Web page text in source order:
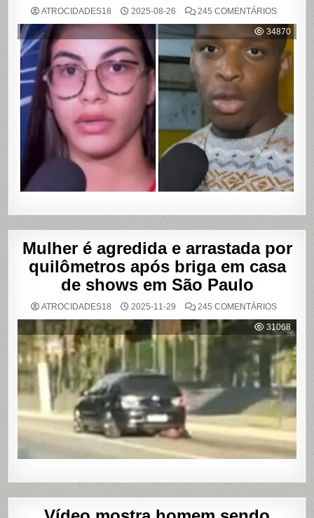
ATROCIDADES18 2025-08-26 245 COMENTÁRIOSEM
ACUSA
DE
UBER
DE
EM
DE
VÍDEOS
ÍNTIMOS
EM
BAHIA
34870
Mulher é agredida e arrastada por
quilômetros após briga em casa
de shows em São Paulo
ATROCIDADES18 2025-11-29 245 COMENTÁRIOSEM
É
E
POR
APÓS
BRIGA
EM
CASA
SHOWS
SÃO
PAULO
31068